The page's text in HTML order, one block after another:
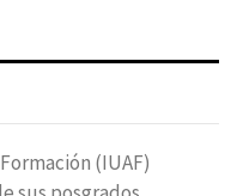
(IUAF)